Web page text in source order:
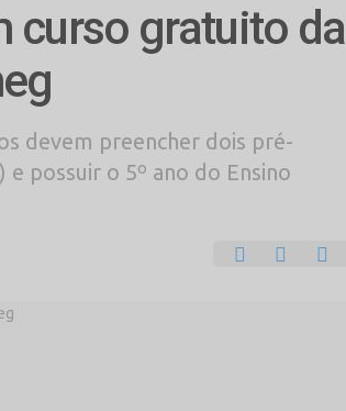
curso gratuito da
devem preencher dois pré-
possuir o 5º ano do Ensino